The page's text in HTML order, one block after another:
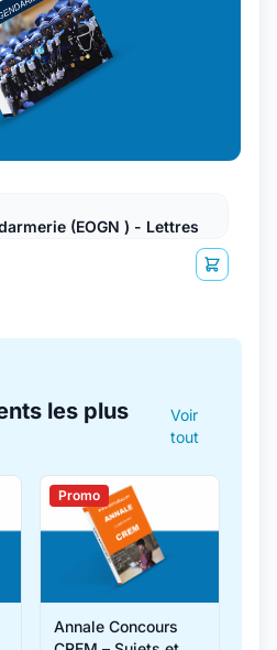
(EOGN ) - Lettres
les plus
Voir
tout
Promo
Annale Concours